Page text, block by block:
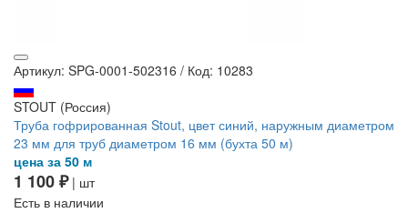
Артикул: SPG-0001-502316 / Код: 10283
STOUT (Россия)
Труба гофрированная Stout, цвет синий, наружным диаметром
23 мм для труб диаметром 16 мм (бухта 50 м)
цена за 50 м
1 100 ₽| шт
Есть в наличии